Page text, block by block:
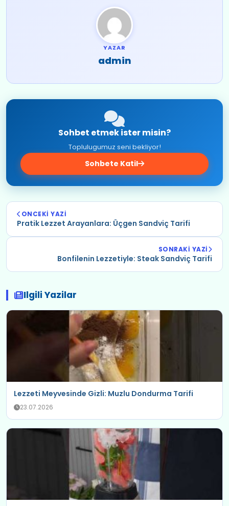
YAZAR
admin
Sohbet etmek ister misin?
Toplulugumuz seni bekliyor!
Sohbete Katil
ONCEKI YAZI
Pratik Lezzet Arayanlara: Üçgen Sandviç Tarifi
SONRAKI YAZI
Bonfilenin Lezzetiyle: Steak Sandviç Tarifi
Ilgili Yazilar
Lezzeti Meyvesinde Gizli: Muzlu Dondurma Tarifi
23.07.2026